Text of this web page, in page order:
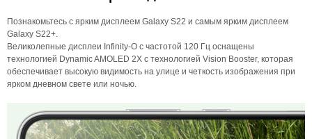
Познакомьтесь с ярким дисплеем Galaxy S22 и самым ярким дисплеем
Galaxy S22+.
Великолепные дисплеи Infinity-O с частотой 120 Гц оснащены
технологией Dynamic AMOLED 2X с технологией Vision Booster, которая
обеспечивает высокую видимость на улице и четкость изображения при
ярком дневном свете или ночью.